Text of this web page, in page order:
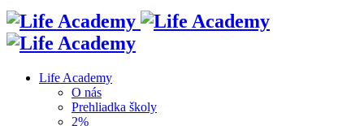
Life Academy
O nás
Prehliadka školy
2%